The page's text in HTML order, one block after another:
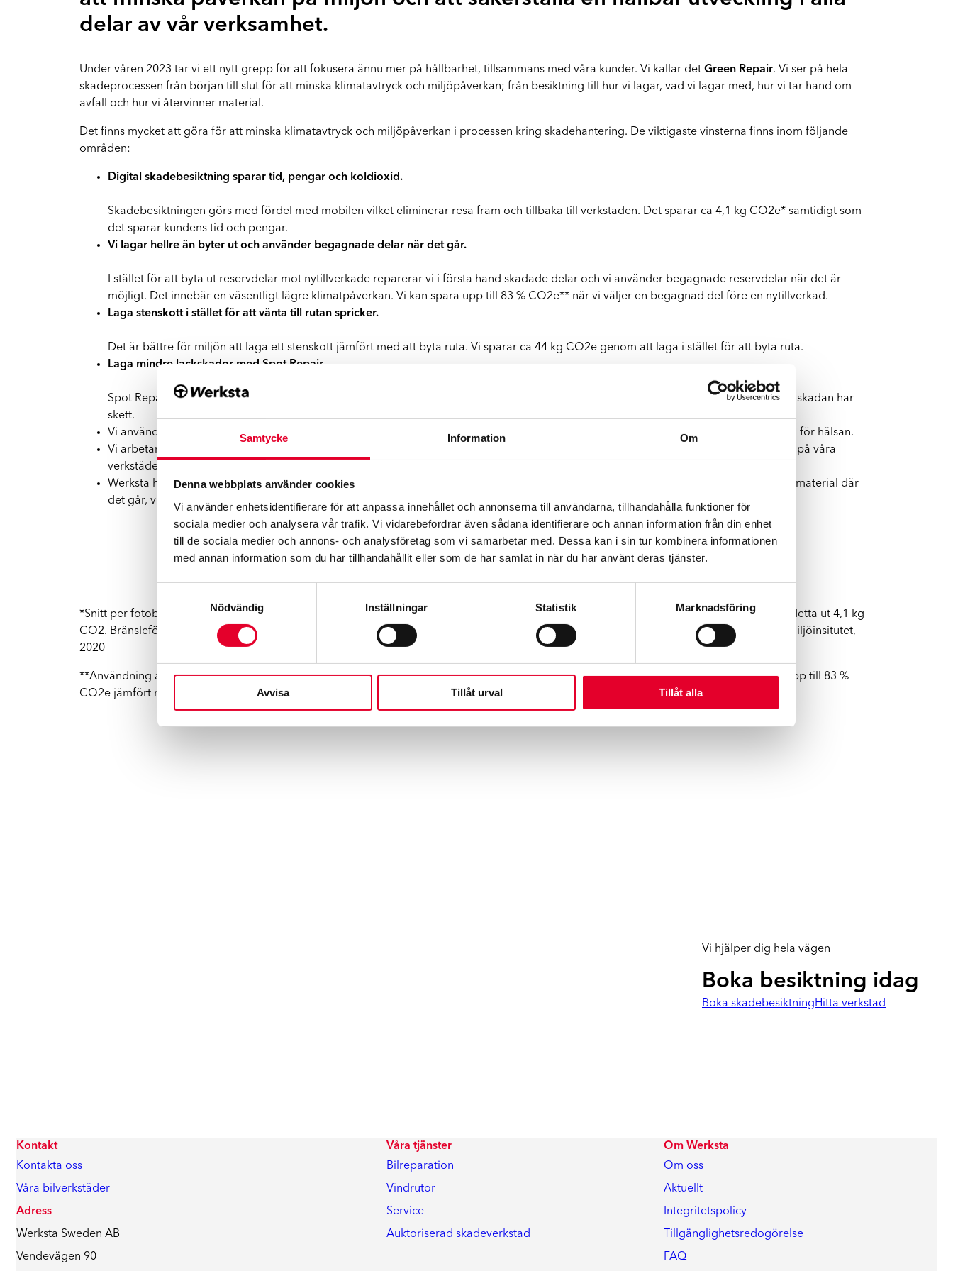
Samtycke Information Om
Denna webbplats använder cookies
Vi använder enhetsidentifierare för att anpassa innehållet och annonserna till användarna, tillhandahålla funktioner för
sociala medier och analysera vår trafik. Vi vidarebefordrar även sådana identifierare och annan information från din enhet
till de sociala medier och annons- och analysföretag som vi samarbetar med. Dessa kan i sin tur kombinera informationen
med annan information som du har tillhandahållit eller som de har samlat in när du har använt deras tjänster.
Nödvändig
Inställningar Statistik Marknadsföring
Avvisa Tillåt urval Tillåt alla
Vi har rätt kompetens för mindre fordon
El- och hybridbilar
FAQ
delar av vår verksamhet.
Under våren 2023 tar vi ett nytt grepp för att fokusera ännu mer på hållbarhet, tillsammans med våra kunder. Vi kallar det Green Repair. Vi ser på hela
skadeprocessen från början till slut för att minska klimatavtryck och miljöpåverkan; från besiktning till hur vi lagar, vad vi lagar med, hur vi tar hand om
avfall och hur vi återvinner material.
Det finns mycket att göra för att minska klimatavtryck och miljöpåverkan i processen kring skadehantering. De viktigaste vinsterna finns inom följande
områden:
Digital skadebesiktning sparar tid, pengar och koldioxid.
Skadebesiktningen görs med fördel med mobilen vilket eliminerar resa fram och tillbaka till verkstaden. Det sparar ca 4,1 kg CO2e* samtidigt som
det sparar kundens tid och pengar.
Vi lagar hellre än byter ut och använder begagnade delar när det går.
I stället för att byta ut reservdelar mot nytillverkade reparerar vi i första hand skadade delar och vi använder begagnade reservdelar när det är
möjligt. Det innebär en väsentligt lägre klimatpåverkan. Vi kan spara upp till 83 % CO2e** när vi väljer en begagnad del före en nytillverkad.
Laga stenskott i stället för att vänta till rutan spricker.
Det är bättre för miljön att laga ett stenskott jämfört med att byta ruta. Vi sparar ca 44 kg CO2e genom att laga i stället för att byta ruta.
Laga mindre lackskador med Spot Repair.
Spot Repair (punktlackering) är en snabb lagning med lägre energiåtgång som innebär att vi begränsar reparationen till området där skadan har
skett.
Vi använder
vattenbaserad färg
istället för oljebaserad lackfärg eftersom den vattenbaserade färgen är betydligt bättre för miljön och för hälsan.
Vi arbetar aktivt med att
. Vi byter till exempel ut lysrörsbelysning på våra
verkstäder till LED-armaturer.
Werksta har ingåttavtal med RagnSellspå samtliga anläggningar för att hantera vårt avfall på bästa sätt. Det innebär att vi återvinner material där
det går, vi sorterar brännbart och blandskrot och vi hanterar farligt avfall som kemikalier korrekt.
*Snitt per fotobesiktning cirka 90 minuter och 40 km. De genomsnittliga CO2-utsläppen är cirka 103 g/km. På en sträcka på 40 km släpper detta ut 4,1 kg
CO2. Bränsleförbrukning 7 km / 100 km och priset på en liter bränsle 22 kr/l. Priset för en resa på 40 km är cirka 62 kronor. Källa: Svenska miljöinsitutet,
2020
**Användning av begagnade reservdelar sparar upp till ca 76 % CO2e. Om vi lagar en skadad del i stället för att byta ut den kan vi spara upp till 83 %
CO2e jämfört med en ny reservdel.
Vi hjälper dig hela vägen
Boka besiktning idag
Boka skadebesiktningHitta verkstad
Kontakt
Kontakta oss
Våra bilverkstäder
Adress
Werksta Sweden AB
Vendevägen 90
Våra tjänster
Bilreparation
Vindrutor
Service
Auktoriserad skadeverkstad
Om Werksta
Om oss
Aktuellt
Integritetspolicy
Tillgänglighetsredogörelse
FAQ